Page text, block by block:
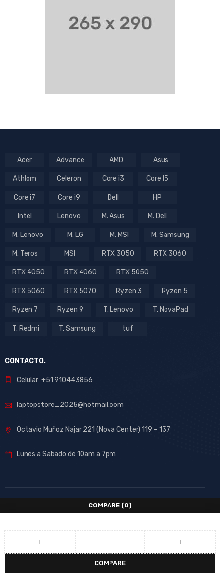
Acer Advance AMD Asus
Athlom Celeron Core i3 Core I5
Core i7 Core i9 Dell HP
Intel Lenovo M. Asus M. Dell
M. Lenovo M. LG M. MSI M. Samsung
M. Teros MSI RTX 3050 RTX 3060
RTX 4050 RTX 4060 RTX 5050
RTX 5060 RTX 5070 Ryzen 3 Ryzen 5
Ryzen 7 Ryzen 9 T. Lenovo T. NovaPad
T. Redmi T. Samsung tuf
CONTACTO.
Celular: +51 910443856
laptopstore_2025@hotmail.com
Octavio Muñoz Najar 221 (Nova Center) 119 – 137
Lunes a Sabado de 10am a 7pm
COMPARE (0)
COMPARE